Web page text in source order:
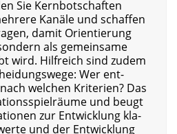
Sie Kern­bot­schaf­ten
Kanä­le und schaf­fen
damit Ori­en­tie­rung
als gemein­sa­me
wird. Hilf­reich sind zudem
Wer ent­
wel­chen Kri­te­ri­en? Das
und beugt
zur Ent­wick­lung kla­
und der Ent­wick­lung